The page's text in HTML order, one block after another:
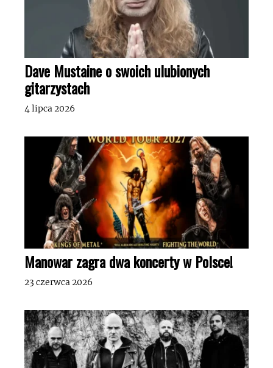
Dave Mustaine o swoich ulubionych
gitarzystach
4 lipca 2026
Manowar zagra dwa koncerty w Polsce!
23 czerwca 2026